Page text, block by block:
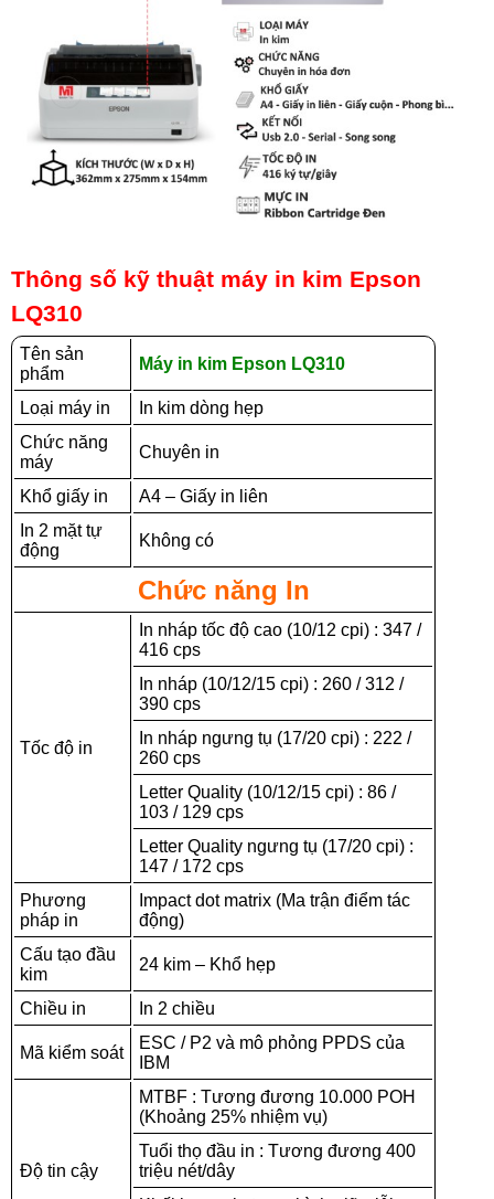
Thông số kỹ thuật máy in kim Epson
LQ310
Tên sản
phẩm
Máy in kim Epson LQ310
Loại máy in
In kim dòng hẹp
Chức năng
máy
Chuyên in
Khổ giấy in
A4 – Giấy in liên
In 2 mặt tự
động
Không có
Chức năng In
Tốc độ in
In nháp tốc độ cao (10/12 cpi) : 347 /
416 cps
In nháp (10/12/15 cpi) : 260 / 312 /
390 cps
In nháp ngưng tụ (17/20 cpi) : 222 /
260 cps
Letter Quality (10/12/15 cpi) : 86 /
103 / 129 cps
Letter Quality ngưng tụ (17/20 cpi) :
147 / 172 cps
Phương
pháp in
Impact dot matrix (Ma trận điểm tác
động)
Cấu tạo đầu
kim
24 kim – Khổ hẹp
Chiều in In 2 chiều
Mã kiểm soát
ESC / P2 và mô phỏng PPDS của
IBM
Độ tin cậy
MTBF : Tương đương 10.000 POH
(Khoảng 25% nhiệm vụ)
Tuổi thọ đầu in : Tương đương 400
triệu nét/dây